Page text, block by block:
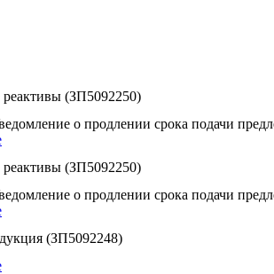
(ЗП5092250)
о продлении срока подачи
(ЗП5092250)
о продлении срока подачи
(ЗП5092248)